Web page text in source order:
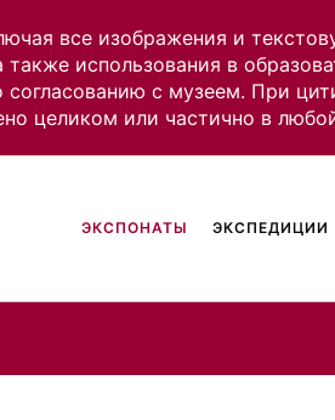
все изображения и
также использования в
согласованию с музеем. При
целиком или частично в
ЭКСПОНАТЫ ЭКСПЕДИЦИИ